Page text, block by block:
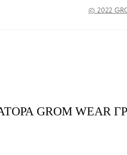
© 2022
GROM WEAR